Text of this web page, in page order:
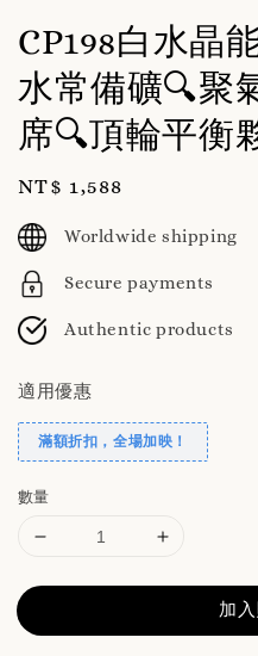
CP198白水晶
水常備礦🔍聚
席🔍頂輪平衡
Regular
price
NT$ 1,588
Worldwide shipping
Secure payments
Authentic products
適用優惠
滿額折扣，全場加映！
數量
加